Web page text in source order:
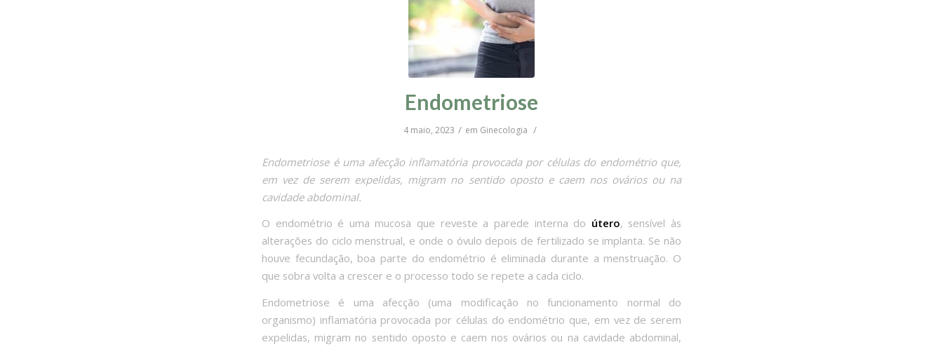
Endometriose
4 maio, 2023 / em Ginecologia /
Endometriose é uma afecção inflamatória provocada por células do endométrio que,
em vez de serem expelidas, migram no sentido oposto e caem nos ovários ou na
cavidade abdominal.
O endométrio é uma mucosa que reveste a parede interna do útero, sensível às
alterações do ciclo menstrual, e onde o óvulo depois de fertilizado se implanta. Se não
houve fecundação, boa parte do endométrio é eliminada durante a menstruação. O
que sobra volta a crescer e o processo todo se repete a cada ciclo.
Endometriose é uma afecção (uma modificação no funcionamento normal do
organismo) inflamatória provocada por células do endométrio que, em vez de serem
expelidas, migram no sentido oposto e caem nos ovários ou na cavidade abdominal,